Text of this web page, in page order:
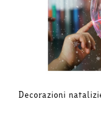
Decorazioni